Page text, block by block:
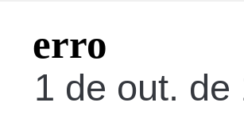
erro
1 de out.